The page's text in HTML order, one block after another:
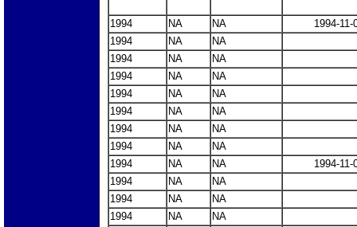
1994 NA NA
1994-
1994
NA
NA
1994
NA
NA
1994
NA
NA
1994
NA
NA
1994
NA
NA
1994
NA
NA
1994
NA
NA
1994
NA NA
1994-
1994
NA
NA
1994
NA
NA
1994
NA
NA